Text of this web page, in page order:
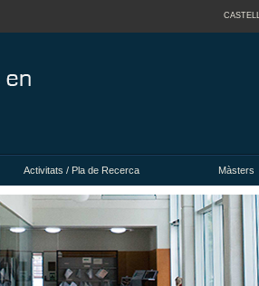
Activitats / Pla de Recerca Màsters